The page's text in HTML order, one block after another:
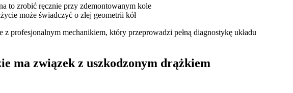
to zrobić ręcznie przy zdemontowanym kole
może świadczyć o złej geometrii kół
profesjonalnym mechanikiem, który przeprowadzi pełną diagnostykę układu
ma związek z uszkodzonym drążkiem